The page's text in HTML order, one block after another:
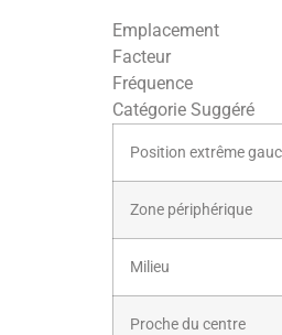
Emplacement
Facteur
Fréquence
Catégorie Suggéré
Position extrême
Zone périphérique
Milieu
Proche du centre